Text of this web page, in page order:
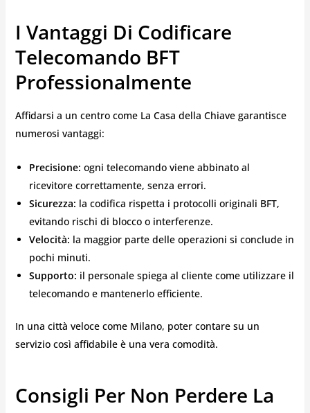
I Vantaggi Di Codificare
Telecomando BFT
Professionalmente
Affidarsi a un centro come La Casa della Chiave garantisce
numerosi vantaggi:
Precisione: ogni telecomando viene abbinato al
ricevitore correttamente, senza errori.
Sicurezza: la codifica rispetta i protocolli originali BFT,
evitando rischi di blocco o interferenze.
Velocità: la maggior parte delle operazioni si conclude in
pochi minuti.
Supporto: il personale spiega al cliente come utilizzare il
telecomando e mantenerlo efficiente.
In una città veloce come Milano, poter contare su un
servizio così affidabile è una vera comodità.
Consigli Per Non Perdere La